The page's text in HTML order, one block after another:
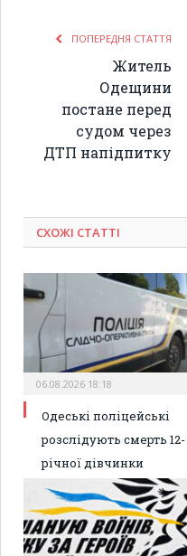
ПОПЕРЕДНЯ СТАТТЯ
Житель
Одещини
постане перед
судом через
ДТП напідпитку
СХОЖІ СТАТТІ
06.08.2026 18:18
Одеські поліцейські
розслідують смерть 12-
річної дівчинки